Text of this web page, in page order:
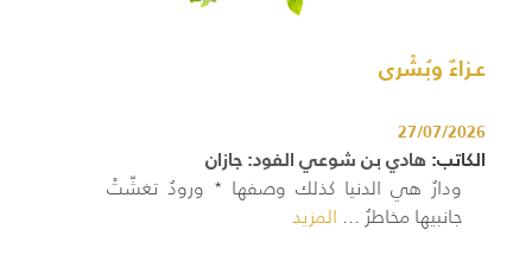
عـزاءٌ وبُشْرى
27/07/2026
الكاتب:هادي بن شوعي الفود: جازان
ودارٌ هي الدنيا كذلك وصفها ٭ ورودٌ تغشّتْ
جانبيها مخاطرُ ...المزيد